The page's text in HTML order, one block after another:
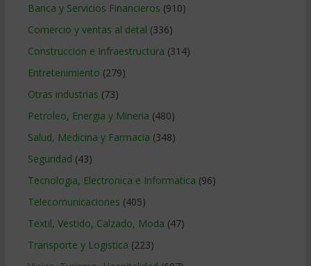
Banca y Servicios Financieros (910)
Comercio y ventas al detal (336)
Construccion e Infraestructura (314)
Entretenimiento (279)
Otras industrias (73)
Petroleo, Energia y Mineria (480)
Salud, Medicina y Farmacia (348)
Seguridad (43)
Tecnologia, Electronica e Informatica (96)
Telecomunicaciones (405)
Textil, Vestido, Calzado, Moda (47)
Transporte y Logistica (223)